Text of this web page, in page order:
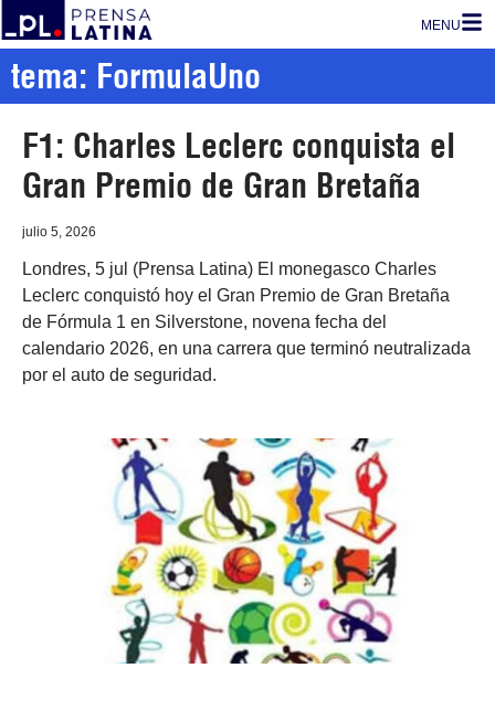
MENU
tema: FormulaUno
F1: Charles Leclerc conquista el
Gran Premio de Gran Bretaña
julio 5, 2026
Londres, 5 jul (Prensa Latina) El monegasco Charles
Leclerc conquistó hoy el Gran Premio de Gran Bretaña
de Fórmula 1 en Silverstone, novena fecha del
calendario 2026, en una carrera que terminó neutralizada
por el auto de seguridad.